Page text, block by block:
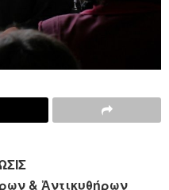
& Ἀντικυθήρων